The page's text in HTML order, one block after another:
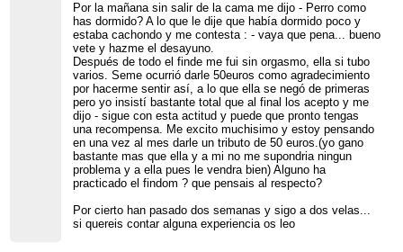
Por la mañana sin salir de la cama me dijo - Perro como
has dormido? A lo que le dije que había dormido poco y
estaba cachondo y me contesta : - vaya que pena... bueno
vete y hazme el desayuno.
Después de todo el finde me fui sin orgasmo, ella si tubo
varios. Seme ocurrió darle 50euros como agradecimiento
por hacerme sentir así, a lo que ella se negó de primeras
pero yo insistí bastante total que al final los acepto y me
dijo - sigue con esta actitud y puede que pronto tengas
una recompensa. Me excito muchisimo y estoy pensando
en una vez al mes darle un tributo de 50 euros.(yo gano
bastante mas que ella y a mi no me supondria ningun
problema y a ella pues le vendra bien) Alguno ha
practicado el findom ? que pensais al respecto?
Por cierto han pasado dos semanas y sigo a dos velas...
si quereis contar alguna experiencia os leo